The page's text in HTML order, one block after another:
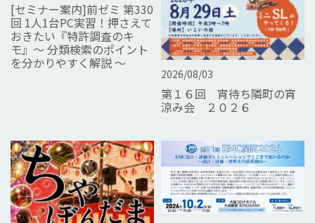
[セミナー案内]前ゼミ 第330
回 1人1台PC実習！押さえて
おきたい『特許調査のキ
モ』～ 分類検索のポイント
を分かりやすく解説 ～
2026/08/03
第１６回 宵待ち隣町の宵
涼み会 ２０２６